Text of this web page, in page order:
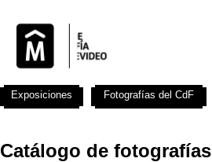
Catálogo de fotografías
Exposiciones Fotografías del CdF